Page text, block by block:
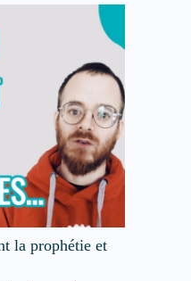
la prophétie et